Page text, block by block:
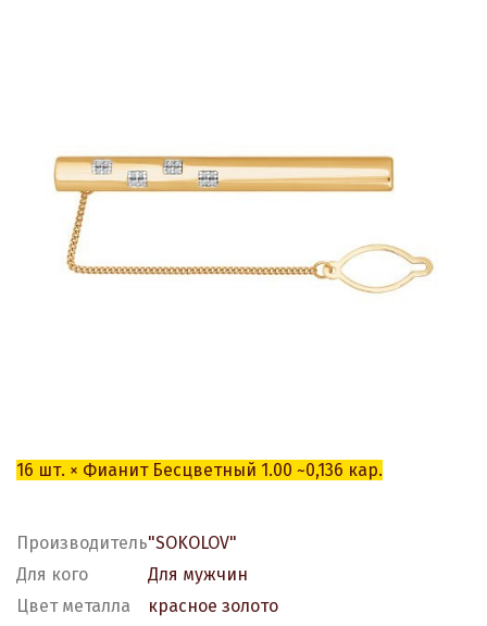
16 шт. × Фианит Бесцветный 1.00 ~0,136 кар.
Производитель"SOKOLOV"
Для кого
Для мужчин
Цвет металла
красное золото